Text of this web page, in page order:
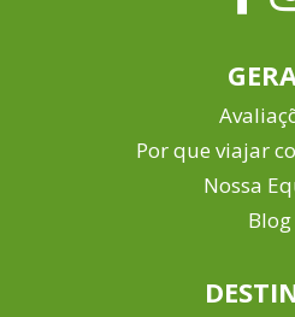
Por que viajar
Nossa
Blog